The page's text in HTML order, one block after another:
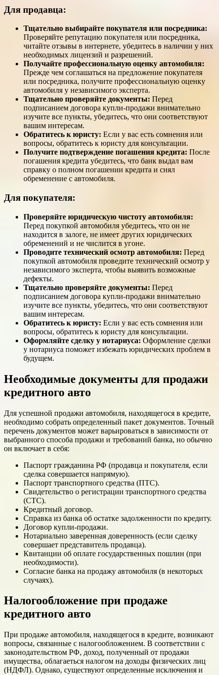
Для продавца:
Тщательно выбирайте покупателя или посредника:
Проверяйте репутацию покупателя или посредника,
читайте отзывы в интернете, убедитесь в наличии у них
необходимых лицензий и разрешений.
Получайте профессиональную оценку автомобиля:
Прежде чем соглашаться на предложение покупателя
или посредника, получите профессиональную оценку
автомобиля у независимого эксперта.
Тщательно проверяйте документы: Перед
подписанием договора купли-продажи внимательно
изучите все пункты, убедитесь, что они соответствуют
вашим интересам.
Обратитесь к юристу: Если у вас есть сомнения или
вопросы, обратитесь к юристу для консультации.
Получите подтверждение погашения кредита: После
погашения кредита убедитесь, что банк выдал вам
справку о полном погашении кредита и снял
обременение с автомобиля.
Для покупателя:
Проверяйте юридическую чистоту автомобиля:
Перед покупкой автомобиля убедитесь, что он не
находится в залоге, не имеет других юридических
обременений и не числится в угоне.
Проводите технический осмотр автомобиля: Перед
покупкой автомобиля проведите технический осмотр у
независимого эксперта, чтобы выявить возможные
дефекты.
Тщательно проверяйте документы: Перед
подписанием договора купли-продажи внимательно
изучите все пункты, убедитесь, что они соответствуют
вашим интересам.
Обратитесь к юристу: Если у вас есть сомнения или
вопросы, обратитесь к юристу для консультации.
Оформляйте сделку у нотариуса: Оформление сделки
у нотариуса поможет избежать юридических проблем в
будущем.
Необходимые документы для продажи
кредитного авто
Для успешной продажи автомобиля, находящегося в кредите,
необходимо собрать определенный пакет документов. Точный
перечень документов может варьироваться в зависимости от
выбранного способа продажи и требований банка, но обычно
он включает в себя:
Паспорт гражданина РФ (продавца и покупателя, если
сделка совершается напрямую).
Паспорт транспортного средства (ПТС).
Свидетельство о регистрации транспортного средства
(СТС).
Кредитный договор.
Справка из банка об остатке задолженности по кредиту.
Договор купли-продажи.
Нотариально заверенная доверенность (если сделку
совершает представитель продавца).
Квитанции об оплате государственных пошлин (при
необходимости).
Согласие банка на продажу автомобиля (в некоторых
случаях).
Налогообложение при продаже
кредитного авто
При продаже автомобиля, находящегося в кредите, возникают
вопросы, связанные с налогообложением. В соответствии с
законодательством РФ, доход, полученный от продажи
имущества, облагаеться налогом на доходы физических лиц
(НДФЛ). Однако, существуют определенные исключения и